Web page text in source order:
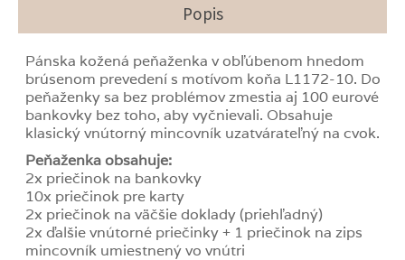
Popis
Pánska kožená peňaženka v obľúbenom hnedom
brúsenom prevedení s motívom koňa L1172-10. Do
peňaženky sa bez problémov zmestia aj 100 eurové
bankovky bez toho, aby vyčnievali. Obsahuje
klasický vnútorný mincovník uzatvárateľný na cvok.
Peňaženka obsahuje:
2x priečinok na bankovky
10x priečinok pre karty
2x priečinok na väčšie doklady (priehľadný)
2x ďalšie vnútorné priečinky + 1 priečinok na zips
mincovník umiestnený vo vnútri